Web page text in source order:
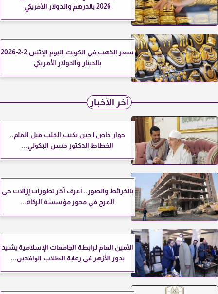
2026 بالدرهم والدولار الأمريكي
سعر الذهب في الكويت اليوم الإثنين 2-2-2026
بالدينار والدولار الأمريكي
آخر الأخبار
حوار خاص | حين يكتب القلب قبل القلم..
الخطاط الدكتور حسن البكولي...
بالخرائط والصور.. اعرف آخر تطورات إزالات حي
المرج في محور مؤسسة الزكاة...
الأمين العام لرابطة الجامعات الإسلامية يشيد
بدور الأزهر في رعاية الطلاب الوافدين...